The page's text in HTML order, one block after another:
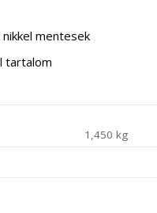
mentesek
tartalom
1,450 kg